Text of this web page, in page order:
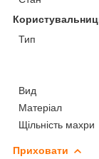
Тип
Вид
Матеріал
Щільність махри
Приховати